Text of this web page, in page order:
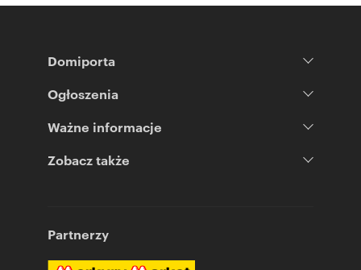
Domiporta
Ogłoszenia
Ważne informacje
Zobacz także
Partnerzy